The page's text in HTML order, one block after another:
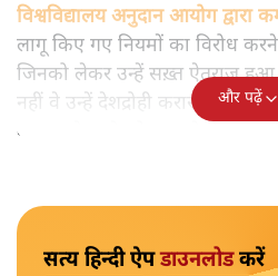
विश्वविद्यालय अनुदान आयोग द्वारा
लागू किए गए नियमों का विरोध
जिनको लेकर उन्हें सख़्त ऐतराज़ हुआ
नहीं वे उन्हें देशद्रोही करार देकर
बाहर चले जाने को कह रहे थे।
और पढ़ें
सत्य हिन्दी ऐपडाउनलोडकरें